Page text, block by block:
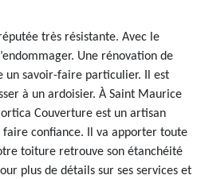
très résistante. Avec le
Une rénovation de
un savoir-faire particulier. Il est
à un ardoisier. À Saint Maurice
Couverture est un artisan
faire confiance. Il va apporter toute
toiture retrouve son étanchéité
plus de détails sur ses services et